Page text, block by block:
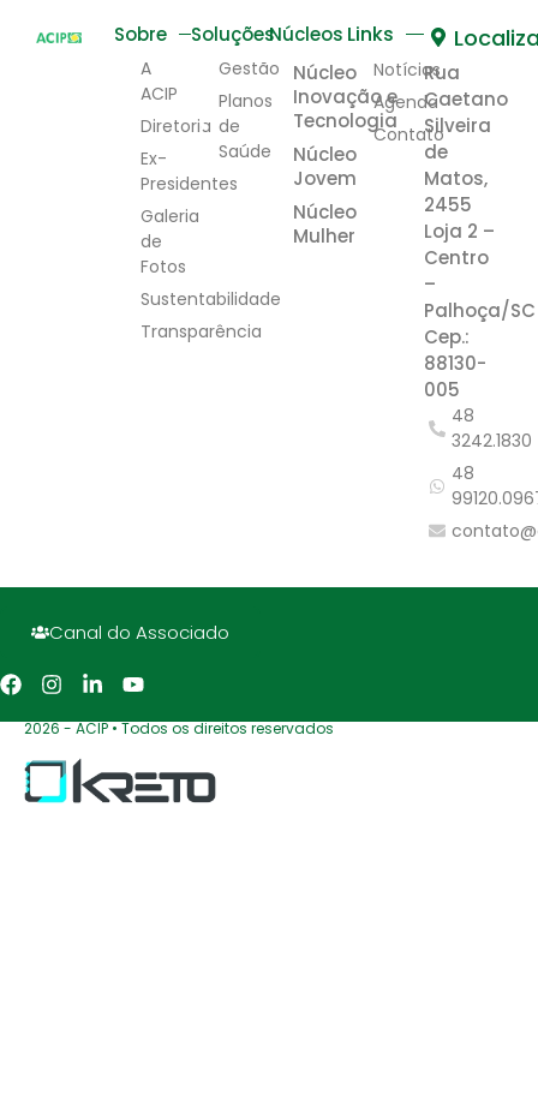
Sobre
A
ACIP
Diretoria
Ex-
Presidentes
Galeria
de
Fotos
Sustentabilidade
Transparência
Soluções
Gestão
Planos
de
Saúde
Núcleos
Núcleo
Inovação e
Tecnologia
Núcleo
Jovem
Núcleo
Mulher
Links
Notícias
Agenda
Contato
Rua
Caetano
Silveira
de
Matos,
2455
Loja 2 –
Centro
–
Palhoça/SC
Cep.:
88130-
005
48
3242.1830
48
Canal do Associado
2026 - ACIP • Todos os direitos reservados